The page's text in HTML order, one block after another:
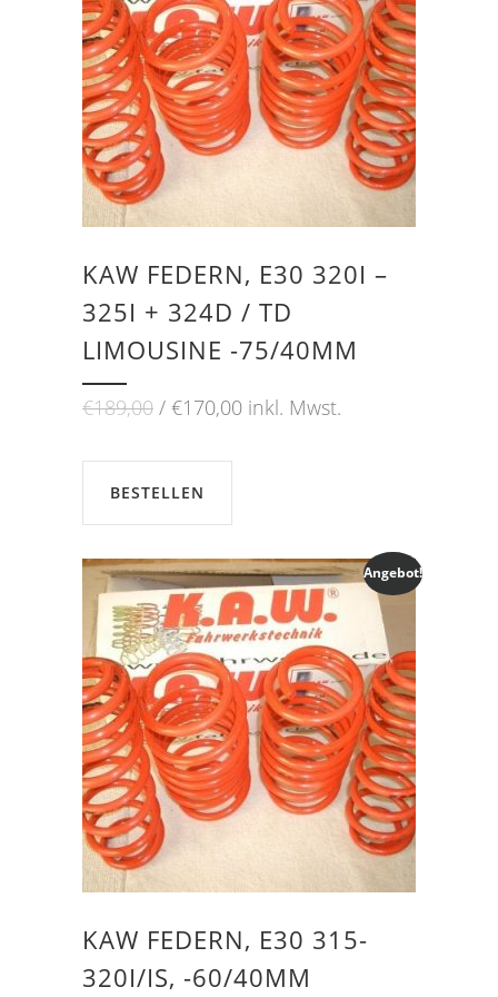
KAW FEDERN, E30 320I –
325I + 324D / TD
LIMOUSINE -75/40MM
€189,00Ursprünglicher
€189,00
€170,00Aktueller
inkl. Mwst.
BESTELLEN
Angebot!
KAW FEDERN, E30 315-
320I/IS, -60/40MM